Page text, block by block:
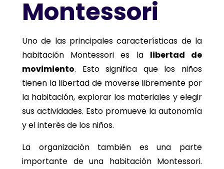
Montessori
Uno de las principales características de la
habitación Montessori es la libertad de
movimiento. Esto significa que los niños
tienen la libertad de moverse libremente por
la habitación, explorar los materiales y elegir
sus actividades. Esto promueve la autonomía
y el interés de los niños.
La organización también es una parte
importante de una habitación Montessori.